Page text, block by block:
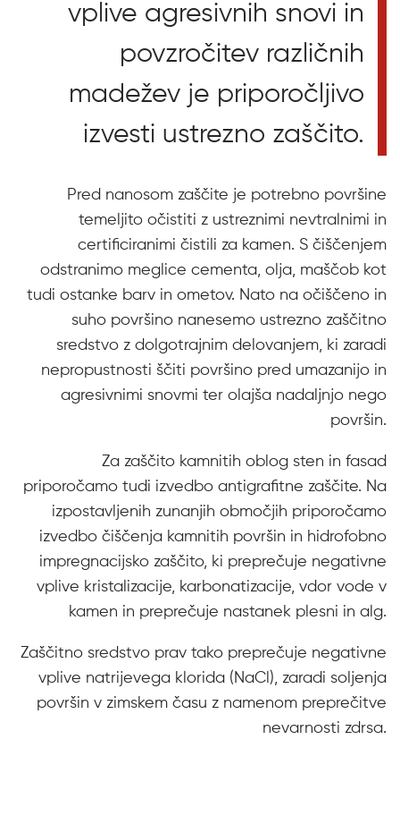
vplive agresivnih snovi in
povzročitev različnih
madežev je priporočljivo
izvesti ustrezno zaščito.
Pred nanosom zaščite je potrebno površine
temeljito očistiti z ustreznimi nevtralnimi in
certificiranimi čistili za kamen. S čiščenjem
odstranimo meglice cementa, olja, maščob kot
tudi ostanke barv in ometov. Nato na očiščeno in
suho površino nanesemo ustrezno zaščitno
sredstvo z dolgotrajnim delovanjem, ki zaradi
nepropustnosti ščiti površino pred umazanijo in
agresivnimi snovmi ter olajša nadaljnjo nego
površin.
Za zaščito kamnitih oblog sten in fasad
priporočamo tudi izvedbo antigrafitne zaščite. Na
izpostavljenih zunanjih območjih priporočamo
izvedbo čiščenja kamnitih površin in hidrofobno
impregnacijsko zaščito, ki preprečuje negativne
vplive kristalizacije, karbonatizacije, vdor vode v
kamen in preprečuje nastanek plesni in alg.
Zaščitno sredstvo prav tako preprečuje negativne
vplive natrijevega klorida (NaCl), zaradi soljenja
površin v zimskem času z namenom preprečitve
nevarnosti zdrsa.